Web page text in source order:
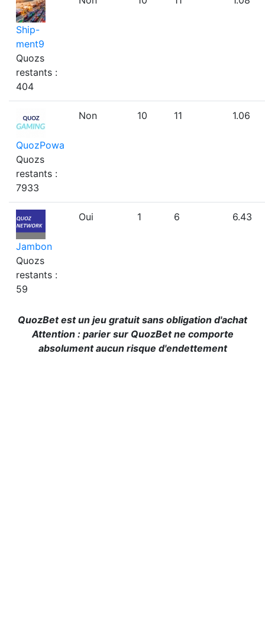
Ship-
ment9
Quozs
restants :
404
QuozPowa
Quozs
restants :
7933
Non 10 11 1.06
Jambon
Quozs
restants :
59
Oui 1 6 6.43
QuozBet est un jeu gratuit sans obligation d'achat
Attention : parier sur QuozBet ne comporte
absolument aucun risque d'endettement